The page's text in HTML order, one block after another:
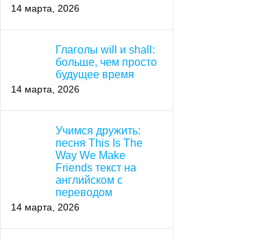
14 марта, 2026
Глаголы will и shall:
больше, чем просто
будущее время
14 марта, 2026
Учимся дружить:
песня This Is The
Way We Make
Friends текст на
английском с
переводом
14 марта, 2026